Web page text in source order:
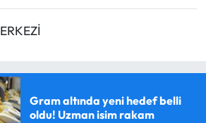
Gram altında yeni hedef belli
oldu! Uzman isim rakam